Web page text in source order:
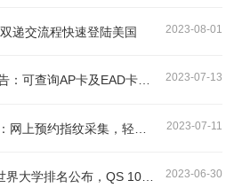
2023-08-01
递交流程快速登陆美国
2023-07-13
询AP卡及EAD卡申请参考进度
2023-07-11
预约指纹采集，轻松省时！
2023-06-30
公布，QS 100美国学校占了大部分